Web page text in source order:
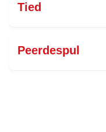
Tied
Peerdespul